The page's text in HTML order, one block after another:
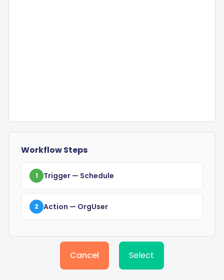
Workflow Steps
1 Trigger — Schedule
2 Action — OrgUser
Cancel Select